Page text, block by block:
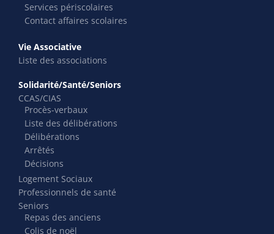
Services périscolaires
Contact affaires scolaires
Vie Associative
Liste des associations
Solidarité/Santé/Seniors
CCAS/CIAS
Procès-verbaux
Liste des délibérations
Délibérations
Arrêtés
Décisions
Logement Sociaux
Professionnels de santé
Seniors
Repas des anciens
Colis de noël